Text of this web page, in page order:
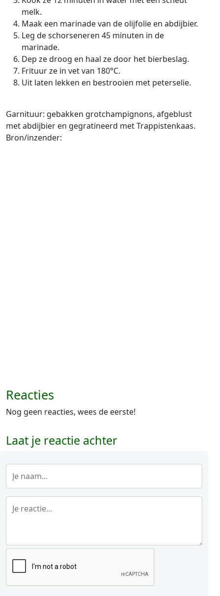
melk.
Maak een marinade van de olijfolie en abdijbier.
Leg de schorseneren 45 minuten in de
marinade.
Dep ze droog en haal ze door het bierbeslag.
Frituur ze in vet van 180°C.
Uit laten lekken en bestrooien met peterselie.
Garnituur: gebakken grotchampignons, afgeblust
met abdijbier en gegratineerd met Trappistenkaas.
Bron/inzender:
Reacties
Nog geen reacties, wees de eerste!
Laat je reactie achter